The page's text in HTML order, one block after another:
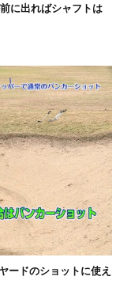
に出ればシャフトは
ードのショットに使え